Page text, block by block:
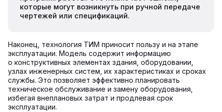
которые могут возникнуть при ручной передаче
чертежей или спецификаций.
Наконец, технология ТИМ приносит пользу и на этапе
эксплуатации. Модель содержит информацию
о конструктивных элементах здания, оборудовании,
узлах инженерных систем, их характеристиках и сроках
службы. Это позволяет эффективно планировать
техническое обслуживание и замену оборудования,
избегая внеплановых затрат и продлевая срок
эксплуатации.